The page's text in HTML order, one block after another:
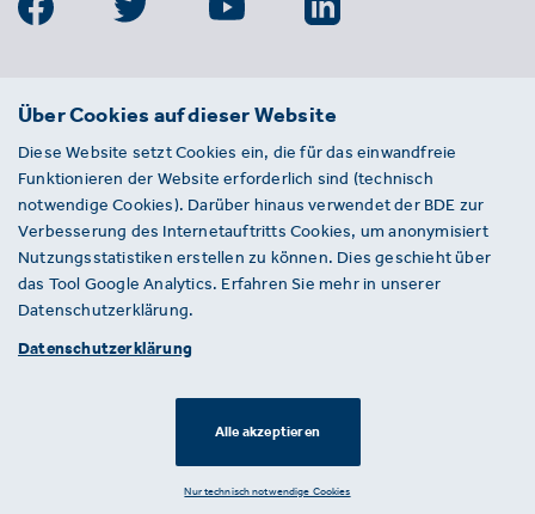
BDE
Entsorgungs-, Wasser- und
Kreislaufwirtschaft e. V.
Von-der-Heydt-Straße 2
D 10785 Berlin
Sie haben einen Fehler auf unserer Website
gefunden? Ihnen ist ein defekter Link
aufgefallen? Wir freuen uns über Ihren
Über Cookies auf dieser Website
Diese Website setzt Cookies ein, die für das einwandfreie
Funktionieren der Website erforderlich sind (technisch
notwendige Cookies). Darüber hinaus verwendet der BDE zur
Verbesserung des Internetauftritts Cookies, um anonymisiert
Nutzungsstatistiken erstellen zu können. Dies geschieht über
das Tool Google Analytics. Erfahren Sie mehr in unserer
Datenschutzerklärung.
Datenschutzerklärung
Alle akzeptieren
Nur technisch notwendige Cookies